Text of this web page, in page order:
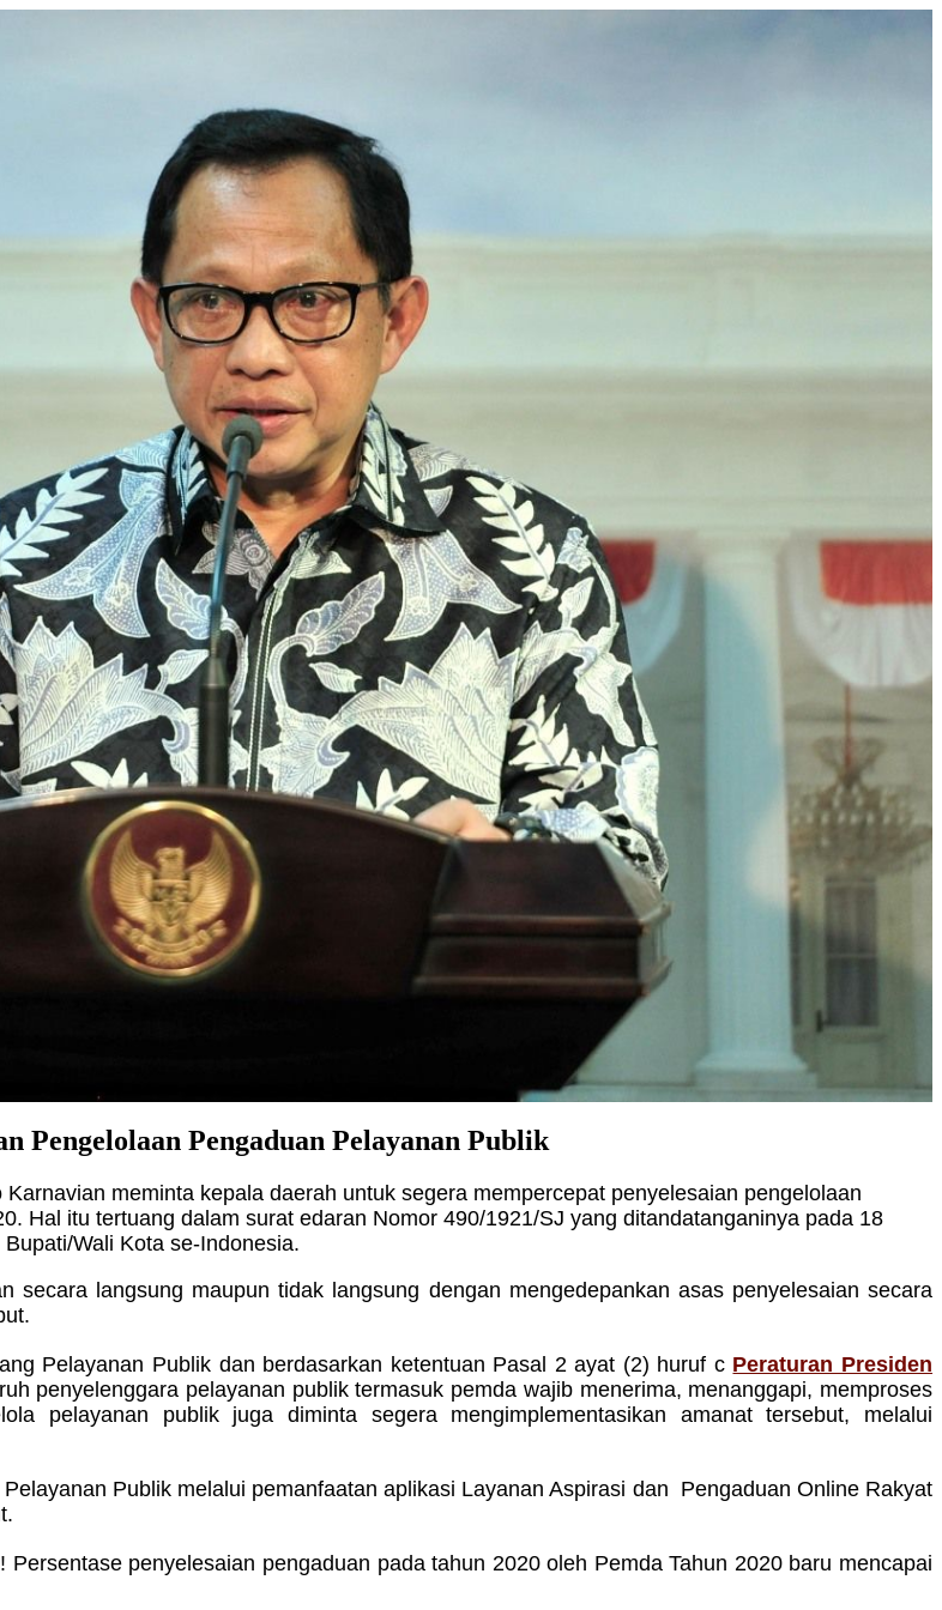
Pengelolaan Pengaduan Pelayanan Publik
meminta kepala daerah untuk segera mempercepat penyelesaian pengelolaan
Hal itu tertuang dalam surat edaran Nomor 490/1921/SJ yang ditandatanganinya pada 18
Wali Kota se-Indonesia.
secara langsung maupun tidak langsung dengan mengedepankan asas penyelesaian secara
Pelayanan Publik dan berdasarkan ketentuan Pasal 2 ayat (2) huruf c Peraturan Presiden
penyelenggara pelayanan publik termasuk pemda wajib menerima, menanggapi, memproses
pelayanan publik juga diminta segera mengimplementasikan amanat tersebut, melalui
Publik melalui pemanfaatan aplikasi Layanan Aspirasi dan Pengaduan Online Rakyat
penyelesaian pengaduan pada tahun 2020 oleh Pemda Tahun 2020 baru mencapai